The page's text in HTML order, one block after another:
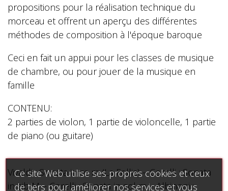
propositions pour la réalisation technique du
morceau et offrent un aperçu des différentes
méthodes de composition à l'époque baroque
Ceci en fait un appui pour les classes de musique
de chambre, ou pour jouer de la musique en
famille
CONTENU:
2 parties de violon, 1 partie de violoncelle, 1 partie
de piano (ou guitare)
Vivaldi : Sonata in re m (La Follia) – Corelli : Sonata
in sib M – Corelli : Sonata in sol m – Albinoni :
Ce site Web utilise ses propres cookies et ceux
de tiers pour améliorer nos services et vous